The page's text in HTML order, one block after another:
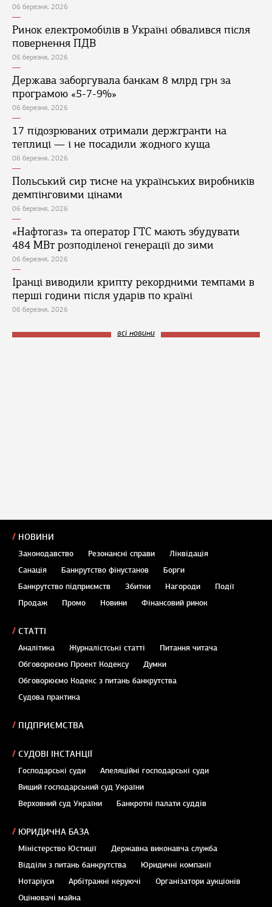
06 березня, 2026
Ринок електромобілів в Україні обвалився після
повернення ПДВ
06 березня, 2026
Держава заборгувала банкам 8 млрд грн за
програмою «5-7-9%»
06 березня, 2026
17 підозрюваних отримали держгранти на
теплиці — і не посадили жодного куща
06 березня, 2026
Польський сир тисне на українських виробників
демпінговими цінами
06 березня, 2026
«Нафтогаз» та оператор ГТС мають збудувати
484 МВт розподіленої генерації до зими
06 березня, 2026
Іранці виводили крипту рекордними темпами в
перші години після ударів по країні
06 березня, 2026
всі новини
НОВИНИ
Законодавство Резонансні справи
Ліквідація
Санація
Банкрутство фінустанов
Борги
Банкрутство підприємств
Збитки Нагороди
Події
Продаж
Промо Новини Фінансовий ринок
СТАТТІ
Аналітика Журналістські статті
Питання читача
Обговорюємо Проект Кодексу
Думки
Обговорюємо Кодекс з питань банкрутства
Судова практика
ПІДПРИЄМСТВА
СУДОВІ ІНСТАНЦІЇ
Господарські суди
Апеляційні господарські суди
Вищий господарський суд України
Верховний суд України
Банкротні палати суддів
ЮРИДИЧНА БАЗА
Міністерство Юстиції
Державна виконавча служба
Відділи з питань банкрутства
Юридичні компанії
Нотаріуси
Арбітражні керуючі
Організатори аукціонів
Оцінювачі майна